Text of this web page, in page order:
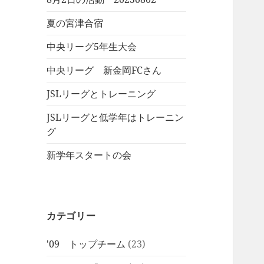
夏の宮津合宿
中央リーグ5年生大会
中央リーグ 新金岡FCさん
JSLリーグとトレーニング
JSLリーグと低学年はトレーニン
グ
新学年スタートの会
カテゴリー
'09 トップチーム (23)